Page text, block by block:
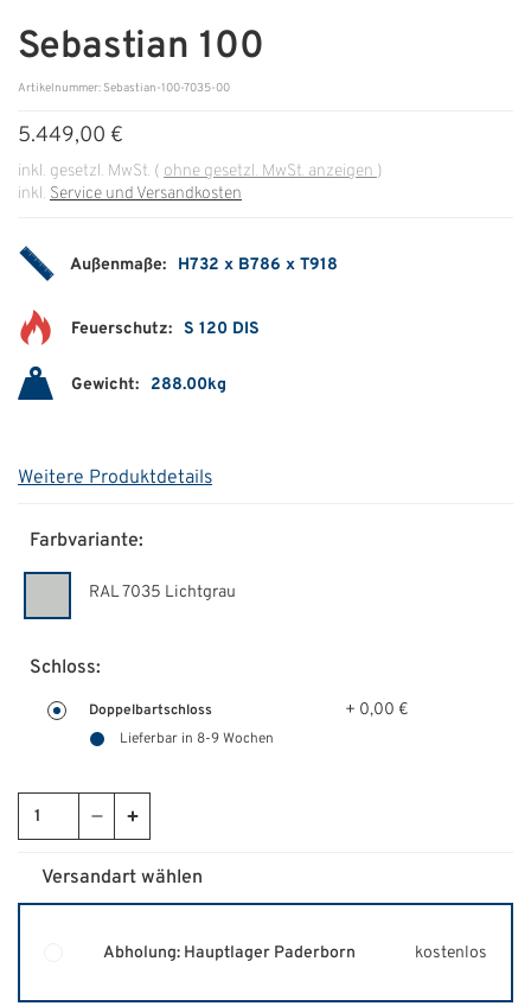
ÜBER UNS
Über uns
Messen & Events
Presse
Karriere
Unternehmen
Geschichte
Sebastian 100
Artikelnummer: Sebastian-100-7035-00
5.449,00 €
inkl. gesetzl. MwSt. ( ohne gesetzl. MwSt. anzeigen )
inkl. Service und Versandkosten
Außenmaße: H732 x B786 x T918
Feuerschutz: S 120 DIS
Gewicht: 288.00kg
Weitere Produktdetails
Farbvariante:
RAL 7035 Lichtgrau
Schloss:
Doppelbartschloss + 0,00 €
Lieferbar in 8-9 Wochen
Versandart wählen
Abholung: Hauptlager Paderborn kostenlos